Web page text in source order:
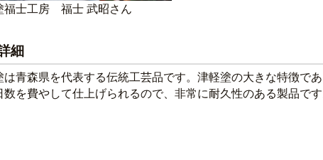
福士工房 福士 武昭さん
細
は青森県を代表する伝統工芸品です。津軽塗の大きな特徴で
数を費やして仕上げられるので、非常に耐久性のある製品です